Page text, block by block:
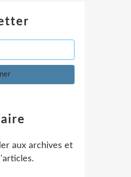
aux archives et
.